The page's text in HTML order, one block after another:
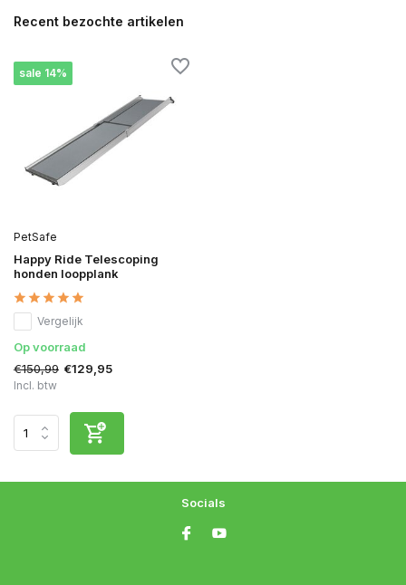
Recent bezochte artikelen
sale 14%
PetSafe
Happy Ride Telescoping
honden loopplank
Vergelijk
Op voorraad
€150,99 €129,95
Incl. btw
Socials